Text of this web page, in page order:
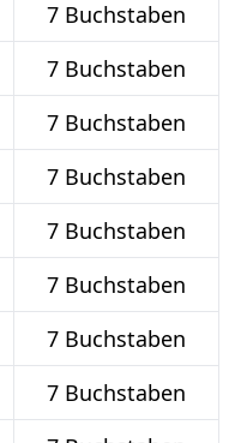
7 Buchstaben
7 Buchstaben
7 Buchstaben
7 Buchstaben
7 Buchstaben
7 Buchstaben
7 Buchstaben
7 Buchstaben